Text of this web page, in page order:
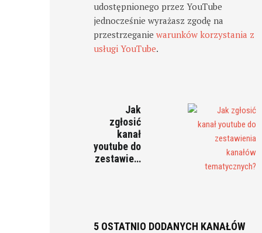
udostępnionego przez YouTube
jednocześnie wyrażasz zgodę na
przestrzeganiewarunków korzystania z
usługi YouTube.
Jak
zgłosić
kanał
youtube do
zestawie…
5 OSTATNIO DODANYCH KANAŁÓW